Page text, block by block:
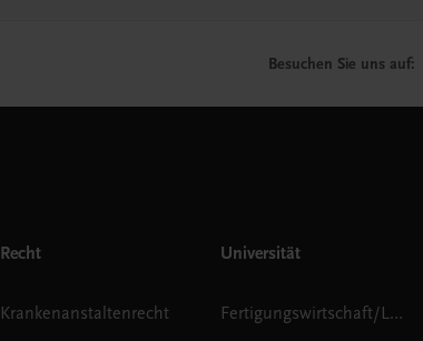
Besuchen Sie uns auf:
Recht
Krankenanstaltenrecht
Universität
Fertigungswirtschaft/Logistik